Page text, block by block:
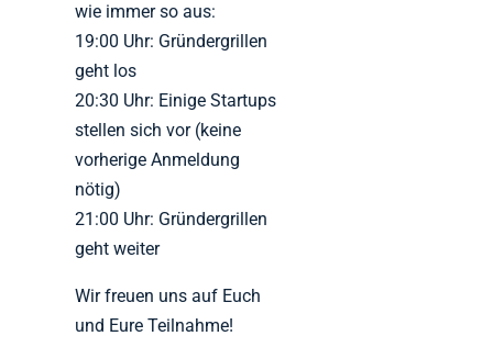
wie immer so aus:
19:00 Uhr: Gründergrillen
geht los
20:30 Uhr: Einige Startups
stellen sich vor (keine
vorherige Anmeldung
nötig)
21:00 Uhr: Gründergrillen
geht weiter
Wir freuen uns auf Euch
und Eure Teilnahme!